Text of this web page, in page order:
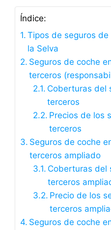
Índice:
Tipos de seguros
la Selva
Seguros de coche
terceros
Coberturas del
terceros
Precios de los
terceros
Seguros de coche
terceros ampliado
Coberturas del
terceros
Precio de los
terceros
Seguros de coche